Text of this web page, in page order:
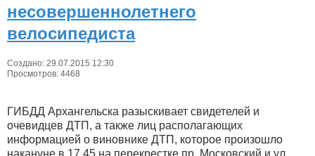
несовершеннолетнего
велосипедиста
Создано: 29.07.2015 12:30
Просмотров: 4468
ГИБДД Архангельска разыскивает свидетелей и
очевидцев ДТП, а также лиц располагающих
информацией о виновнике ДТП, которое произошло
накануне в 17.45 на перекрестке пр. Московский и ул.